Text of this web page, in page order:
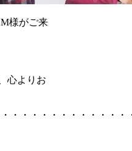
様がご来
心よりお
・・・・・・・・・・・